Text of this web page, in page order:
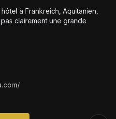
à Frankreich, Aquitanien,
clairement une grande